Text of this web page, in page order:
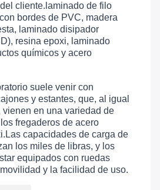
cliente.laminado de filo
bordes de PVC, madera
laminado disipador
resina epoxi, laminado
químicos y acero
suele venir con
y estantes, que, al igual
vienen en una variedad de
fregaderos de acero
capacidades de carga de
los miles de libras, y los
equipados con ruedas
y la facilidad de uso.